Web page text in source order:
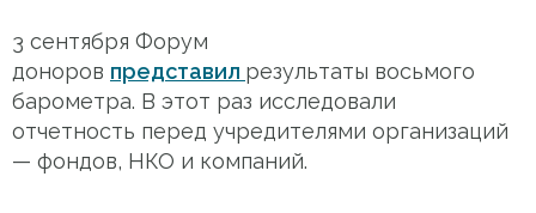
3 сентября Форум
доноров представил результаты восьмого
барометра. В этот раз исследовали
отчетность перед учредителями организаций
— фондов, НКО и компаний.